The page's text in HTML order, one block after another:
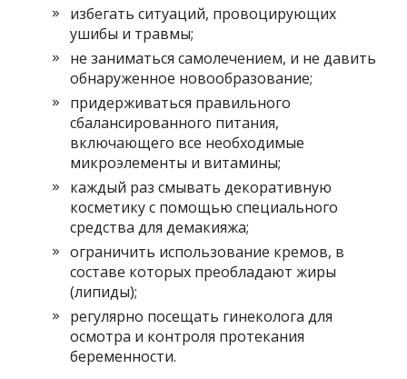
избегать ситуаций, провоцирующих
ушибы и травмы;
не заниматься самолечением, и не давить
обнаруженное новообразование;
придерживаться правильного
сбалансированного питания,
включающего все необходимые
микроэлементы и витамины;
каждый раз смывать декоративную
косметику с помощью специального
средства для демакияжа;
ограничить использование кремов, в
составе которых преобладают жиры
(липиды);
регулярно посещать гинеколога для
осмотра и контроля протекания
беременности.